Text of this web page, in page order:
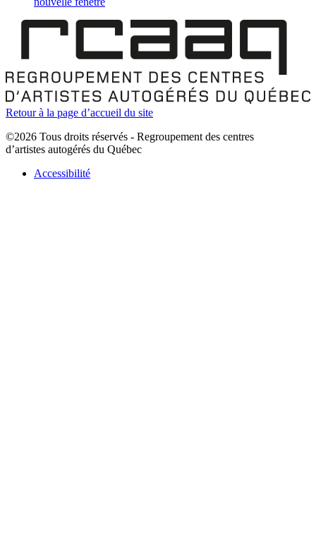
Retour à la page d’accueil du site
©2026 Tous droits réservés - Regroupement des centres
d’artistes autogérés du Québec
Accessibilité